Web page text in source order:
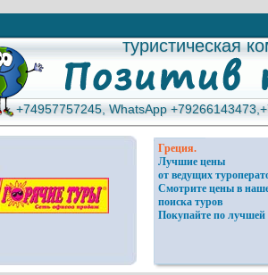
туристическая
туристическая
+74957757245, WhatsApp
+74957757245, WhatsApp
Греция.
Лучшие цены
от ведущих
Смотрите цены в
поиска туров
Покупайте по лучшей